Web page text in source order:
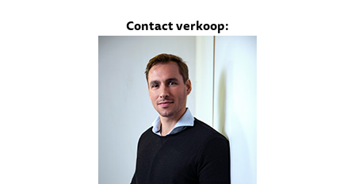
Contact verkoop: